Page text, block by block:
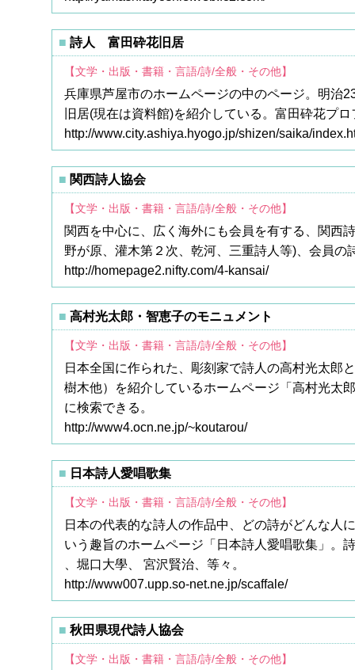
詩人 富田砕花旧居
【文学・出版・書籍・言語/詩/全般・その他】
兵庫県芦屋市のホームページの中のページ。明治
旧居(現在は資料館)を紹介している。富田砕花プ
http://www.city.ashiya.hyogo.jp/shizen/saika/
関西詩人協会
【文学・出版・書籍・言語/詩/全般・その他】
関西を中心に、広く海外にも会員を有する、関西
野が原、灌木第２次、乾河、三重詩人等)、会員の
http://homepage2.nifty.com/4-kansai/
高村光太郎・智恵子のモニュメント
【文学・出版・書籍・言語/詩/全般・その他】
日本全国に作られた、彫刻家で詩人の高村光太郎
樹木他）を紹介しているホームページ「高村光太
に検索できる。
http://www4.ocn.ne.jp/~koutarou/
日本詩人愛唱歌集
【文学・出版・書籍・言語/詩/全般・その他】
日本の代表的な詩人の作品中、どの詩がどんな人
いう趣旨のホームページ「日本詩人愛唱歌集」。
、堀口大學、 宮沢賢治、等々。
http://www007.upp.so-net.ne.jp/scaffale/
秋田県現代詩人協会
【文学・出版・書籍・言語/詩/全般・その他】